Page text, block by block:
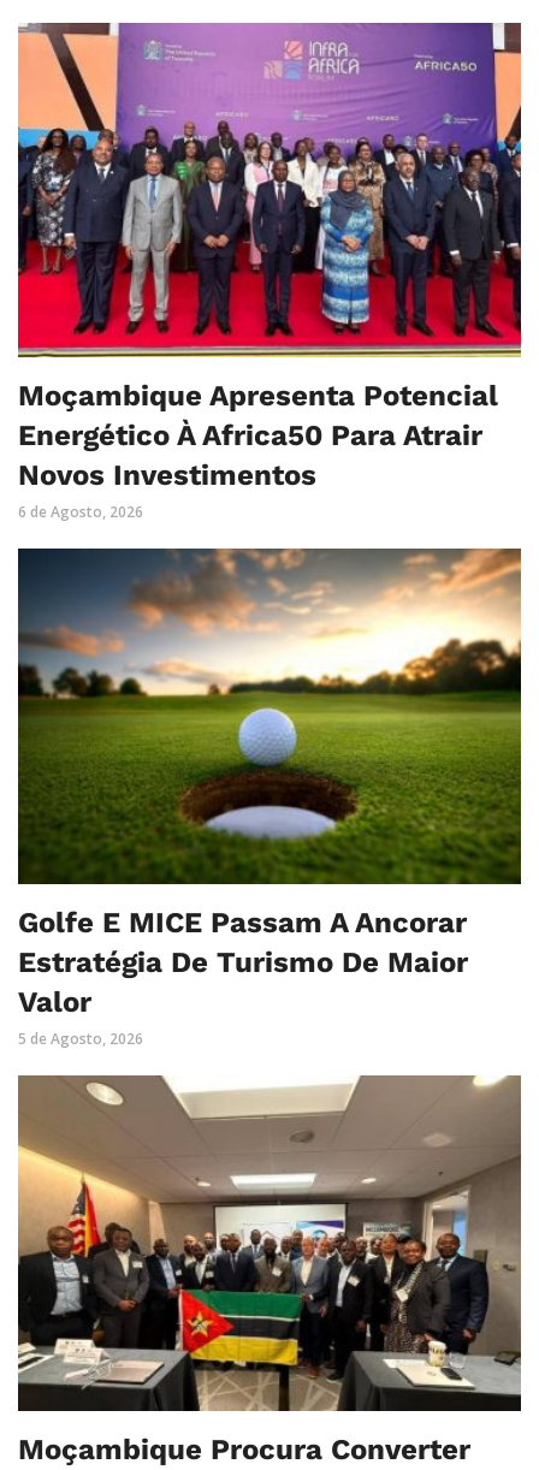
Moçambique Apresenta Potencial
Energético À Africa50 Para Atrair
Novos Investimentos
6 de Agosto, 2026
Golfe E MICE Passam A Ancorar
Estratégia De Turismo De Maior
Valor
5 de Agosto, 2026
Moçambique Procura Converter